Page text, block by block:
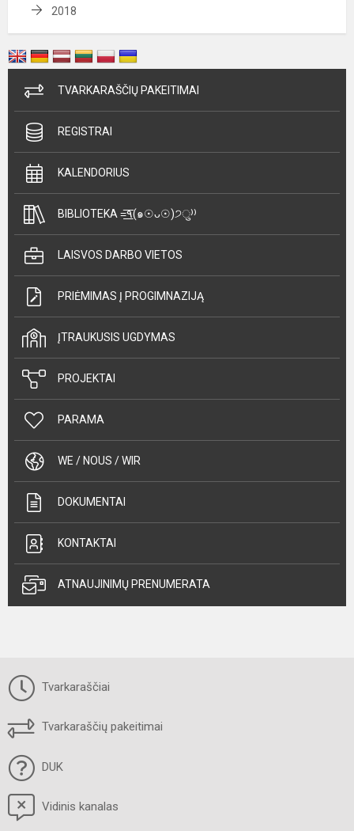
2018
TVARKARAŠČIŲ PAKEITIMAI
REGISTRAI
KALENDORIUS
BIBLIOTEKA =͟͟͞͞٩(๑☉ᴗ☉)੭ु⁾⁾
LAISVOS DARBO VIETOS
PRIĖMIMAS Į PROGIMNAZIJĄ
ĮTRAUKUSIS UGDYMAS
PROJEKTAI
PARAMA
WE / NOUS / WIR
DOKUMENTAI
KONTAKTAI
ATNAUJINIMŲ PRENUMERATA
Tvarkaraščiai
Tvarkaraščių pakeitimai
DUK
Vidinis kanalas